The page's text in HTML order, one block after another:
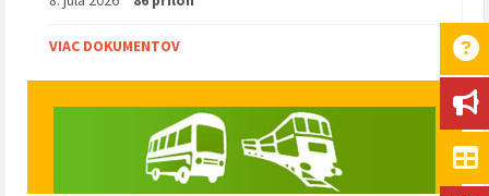
VIAC DOKUMENTOV